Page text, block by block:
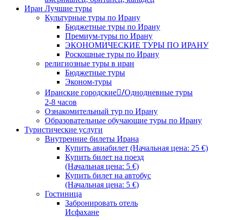
Иран Лучшие туры
Культурные туры по Ирану
Бюджетные туры по Ирану
Премиум-туры по Ирану
ЭКОНОМИЧЕСКИЕ ТУРЫ ПО ИРАНУ
Роскошные туры по Ирану
религиозные туры в иран
Бюджетные туры
Эконом-туры
Иранские городские/ِОднодневные туры
2-8 часов
Ознакомительный тур по Ирану
Образовательные обучающие туры по Ирану
Туристические услуги
Внутренние билеты Ирана
Купить авиабилет (Начальная цена: 25 €)
Купить билет на поезд
(Начальная цена: 5 €)
Купить билет на автобус
(Начальная цена: 5 €)
Гостиница
Забронировать отель
Исфахане